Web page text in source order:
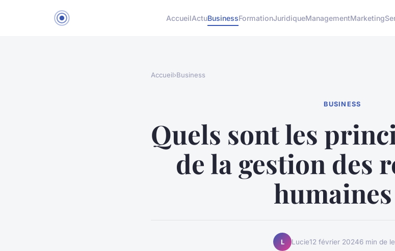
AccueilActuBusinessFormationJuridiqueManagementMarketing
Accueil›Business
BUSINESS
Quels sont les
de la gestion des
L Lucie12 février 20246 min de